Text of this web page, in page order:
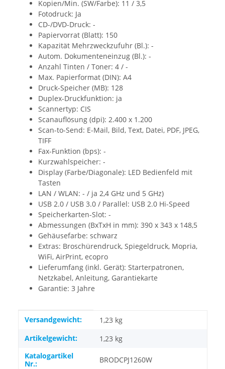
Kopien/Min. (SW/Farbe): 11 / 3,5
Fotodruck: Ja
CD-/DVD-Druck: -
Papiervorrat (Blatt): 150
Kapazität Mehrzweckzufuhr (Bl.): -
Autom. Dokumenteneinzug (Bl.): -
Anzahl Tinten / Toner: 4 / -
Max. Papierformat (DIN): A4
Druck-Speicher (MB): 128
Duplex-Druckfunktion: ja
Scannertyp: CIS
Scanauflösung (dpi): 2.400 x 1.200
Scan-to-Send: E-Mail, Bild, Text, Datei, PDF, JPEG,
TIFF
Fax-Funktion (bps): -
Kurzwahlspeicher: -
Display (Farbe/Diagonale): LED Bedienfeld mit
Tasten
LAN / WLAN: - / ja 2,4 GHz und 5 GHz)
USB 2.0 / USB 3.0 / Parallel: USB 2.0 Hi-Speed
Speicherkarten-Slot: -
Abmessungen (BxTxH in mm): 390 x 343 x 148,5
Gehäusefarbe: schwarz
Extras: Broschürendruck, Spiegeldruck, Mopria,
WiFi, AirPrint, ecopro
Lieferumfang (inkl. Gerät): Starterpatronen,
Netzkabel, Anleitung, Garantiekarte
Garantie: 3 Jahre
Produkteigenschaft
Wert
Versandgewicht:
1,23 kg
Artikelgewicht:
1,23 kg
Katalogartikel
Nr.:
BRODCPJ1260W